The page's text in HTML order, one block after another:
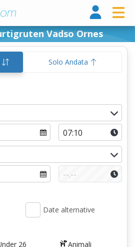
Vadso Ornes
Solo Andata
Date alternative
26 Animali